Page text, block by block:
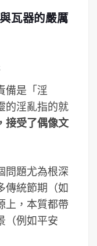
瓦器的嚴厲
備是「淫
的淫亂指的就
接受了偶像文
問題尤為根深
傳統節期（如
上，本質都帶
（例如平安